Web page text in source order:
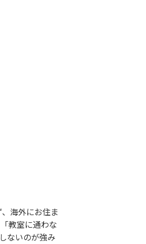
海外にお住ま
教室に通わな
ないのが強み